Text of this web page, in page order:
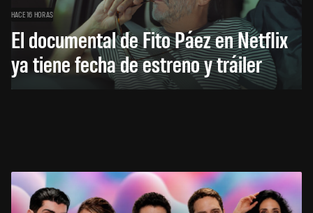
HACE 16 HORAS
El documental de Fito Páez en Netflix
ya tiene fecha de estreno y tráiler